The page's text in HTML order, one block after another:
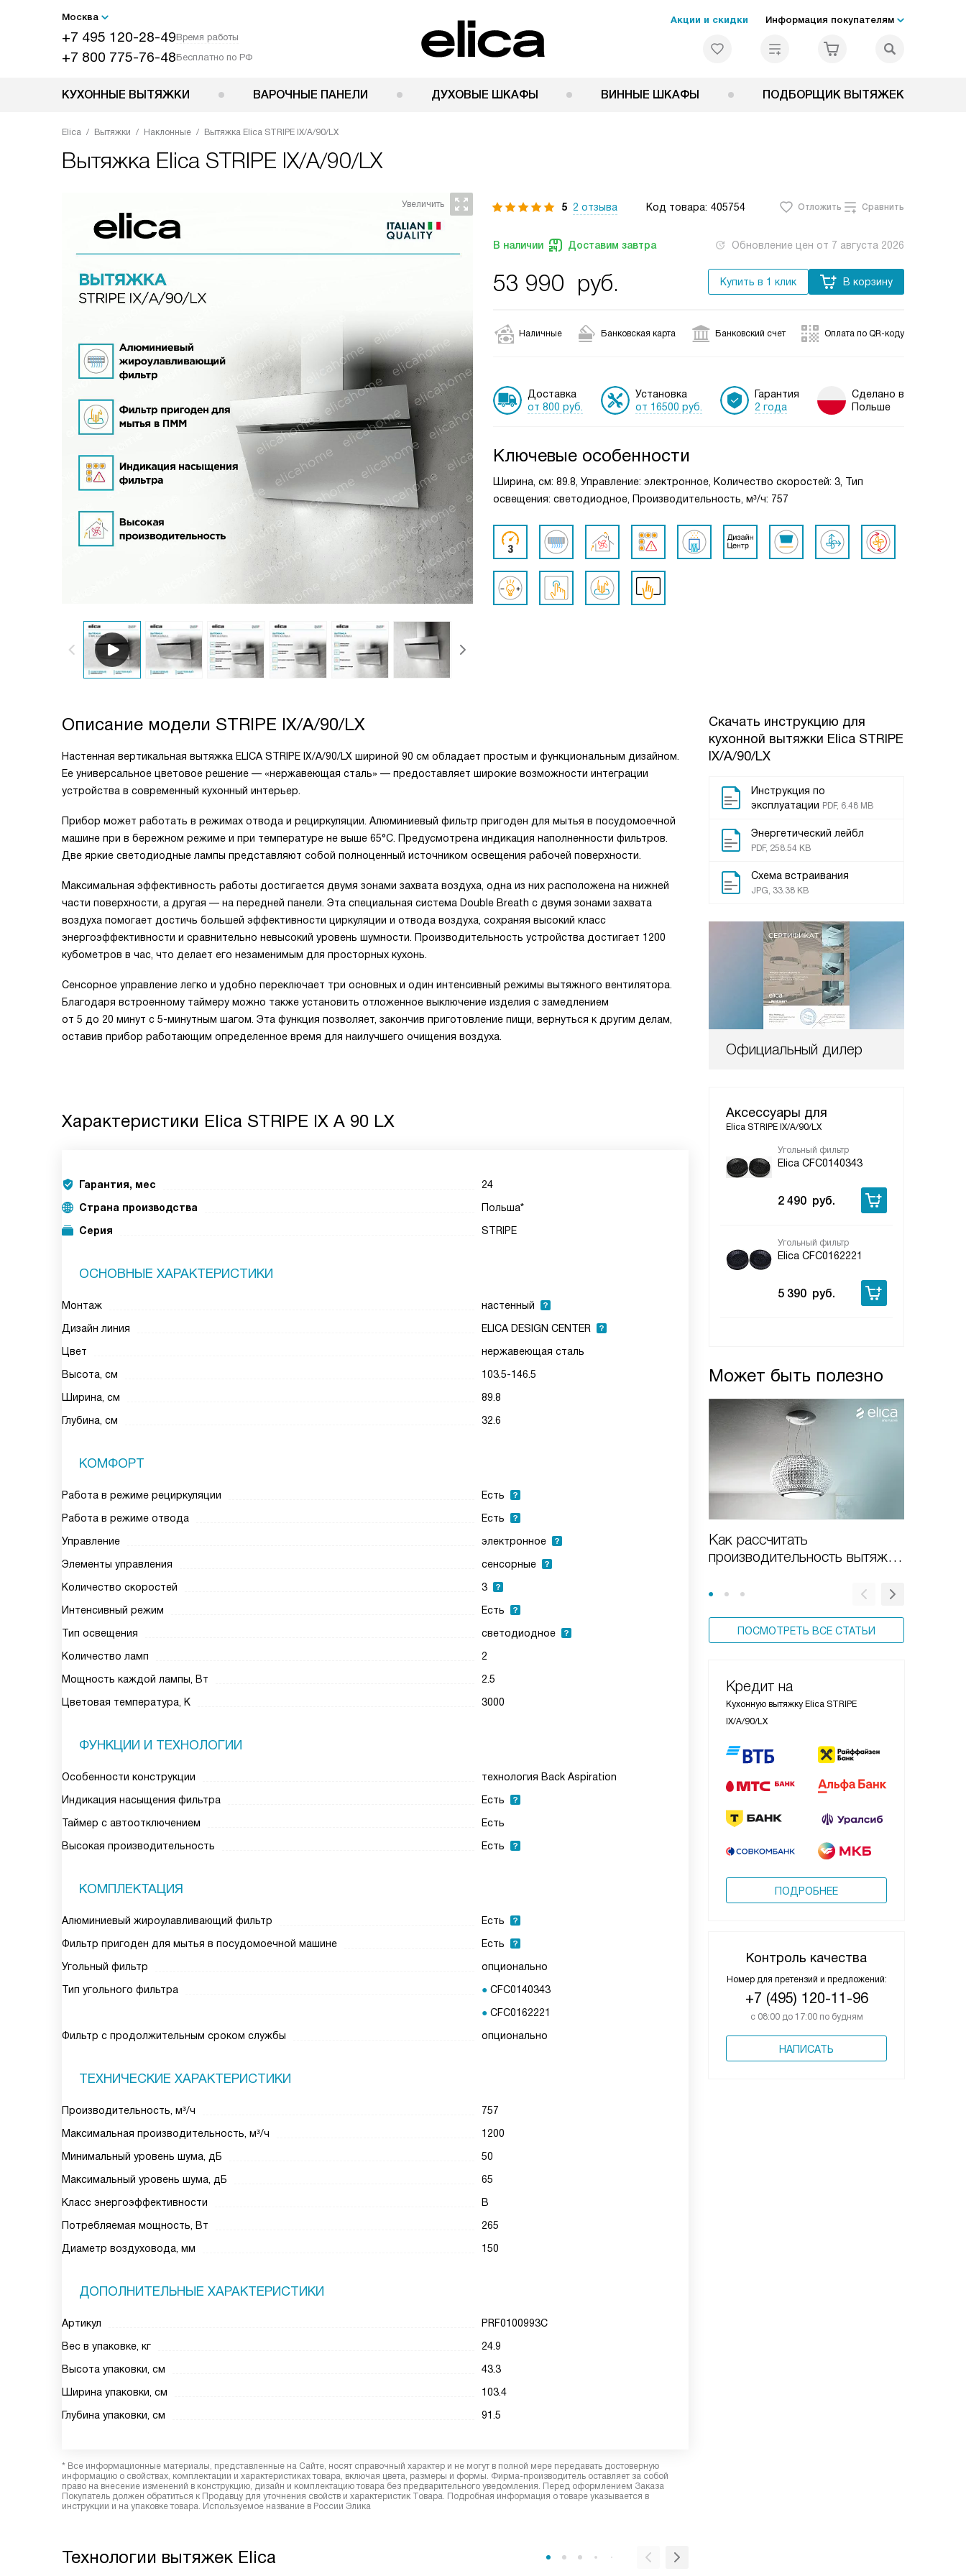
Москва
+7 495 120-28-49Время работы
+7 800 775-76-48Бесплатно по РФ
Акции и скидки Информация покупателям
КУХОННЫЕ ВЫТЯЖКИ ВАРОЧНЫЕ ПАНЕЛИ ДУХОВЫЕ ШКАФЫ ВИННЫЕ ШКАФЫ ПОДБОРЩИК ВЫТЯЖЕК
Elica Вытяжки Наклонные Вытяжка Elica STRIPE IX/A/90/LX
Вытяжка Elica STRIPE IX/A/90/LX
5 2 отзыва Код товара: 405754 Отложить Сравнить
В наличии Доставим завтра Обновление цен от 7 августа 2026
53 990 руб. Купить в 1 клик В корзину
Наличные Банковская карта Банковский счет Оплата по QR-коду
Доставка
от 800 руб.
Установка
от 16500 руб.
Гарантия
2 года
Сделано в
Польше
Ключевые особенности
Ширина, см: 89.8, Управление: электронное, Количество скоростей: 3, Тип
освещения: светодиодное, Производительность, м³/ч: 757
Скачать инструкцию для
кухонной вытяжки Elica STRIPE
IX/A/90/LX
Инструкция по
эксплуатации PDF, 6.48 MB
Энергетический лейбл
PDF, 258.54 KB
Схема встраивания
JPG, 33.38 KB
Официальный дилер
Аксессуары для
Elica STRIPE IX/A/90/LX
Угольный фильтр
Elica CFC0140343
2 490 руб.
Угольный фильтр
Elica CFC0162221
5 390 руб.
Может быть полезно
Как рассчитать
производительность вытяжки
ПОСМОТРЕТЬ ВСЕ СТАТЬИ
Кредит на
Кухонную вытяжку Elica STRIPE
IX/A/90/LX
ПОДРОБНЕЕ
Контроль качества
Номер для претензий и предложений:
+7 (495) 120-11-96
с 08:00 до 17:00 по будням
НАПИСАТЬ
Описание модели STRIPE IX/A/90/LX
Настенная вертикальная вытяжка ELICA STRIPE IX/A/90/LX шириной 90 см обладает простым и функциональным дизайном.
Ее универсальное цветовое решение — «нержавеющая сталь» — предоставляет широкие возможности интеграции
устройства в современный кухонный интерьер.
Прибор может работать в режимах отвода и рециркуляции. Алюминиевый фильтр пригоден для мытья в посудомоечной
машине при в бережном режиме и при температуре не выше 65°С. Предусмотрена индикация наполненности фильтров.
Две яркие светодиодные лампы представляют собой полноценный источником освещения рабочей поверхности.
Максимальная эффективность работы достигается двумя зонами захвата воздуха, одна из них расположена на нижней
части поверхности, а другая — на передней панели. Эта специальная система Double Breath с двумя зонами захвата
воздуха помогает достичь большей эффективности циркуляции и отвода воздуха, сохраняя высокий класс
энергоэффективности и сравнительно невысокий уровень шумности. Производительность устройства достигает 1200
кубометров в час, что делает его незаменимым для просторных кухонь.
Сенсорное управление легко и удобно переключает три основных и один интенсивный режимы вытяжного вентилятора.
Благодаря встроенному таймеру можно также установить отложенное выключение изделия с замедлением
от 5 до 20 минут с 5-минутным шагом. Эта функция позволяет, закончив приготовление пищи, вернуться к другим делам,
оставив прибор работающим определенное время для наилучшего очищения воздуха.
Характеристики Elica STRIPE IX A 90 LX
Гарантия, мес
24
Страна производства
Польша*
Серия
STRIPE
ОСНОВНЫЕ ХАРАКТЕРИСТИКИ
Монтаж
настенный
Дизайн линия
ELICA DESIGN CENTER
Цвет
нержавеющая сталь
Высота, см
103.5-146.5
Ширина, см
89.8
Глубина, см
32.6
КОМФОРТ
Работа в режиме рециркуляции
Есть
Работа в режиме отвода
Есть
Управление
электронное
Элементы управления
сенсорные
Количество скоростей
3
Интенсивный режим
Есть
Тип освещения
светодиодное
Количество ламп
2
Мощность каждой лампы, Вт
2.5
Цветовая температура, К
3000
ФУНКЦИИ И ТЕХНОЛОГИИ
Особенности конструкции
технология Back Aspiration
Индикация насыщения фильтра
Есть
Таймер с автоотключением
Есть
Высокая производительность
Есть
КОМПЛЕКТАЦИЯ
Алюминиевый жироулавливающий фильтр
Есть
Фильтр пригоден для мытья в посудомоечной машине
Есть
Угольный фильтр
опционально
Тип угольного фильтра
CFC0140343
CFC0162221
Фильтр с продолжительным сроком службы
опционально
ТЕХНИЧЕСКИЕ ХАРАКТЕРИСТИКИ
Производительность, м³/ч
757
Максимальная производительность, м³/ч
1200
Минимальный уровень шума, дБ
50
Максимальный уровень шума, дБ
65
Класс энергоэффективности
B
Потребляемая мощность, Вт
265
Диаметр воздуховода, мм
150
ДОПОЛНИТЕЛЬНЫЕ ХАРАКТЕРИСТИКИ
Артикул
PRF0100993C
Вес в упаковке, кг
24.9
Высота упаковки, см
43.3
Ширина упаковки, см
103.4
Глубина упаковки, см
91.5
* Все информационные материалы, представленные на Сайте, носят справочный характер и не могут в полной мере передавать достоверную
информацию о свойствах, комплектации и характеристиках товара, включая цвета, размеры и формы. Фирма-производитель оставляет за собой
право на внесение изменений в конструкцию, дизайн и комплектацию товара без предварительного уведомления. Перед оформлением Заказа
Покупатель должен обратиться к Продавцу для уточнения свойств и характеристик Товара. Подробная информация о товаре указывается в
инструкции и на упаковке товара. Используемое название в России Элика
Технологии вытяжек Elica